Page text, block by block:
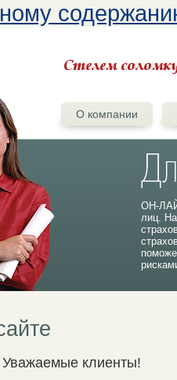
О компании
ОН-
лиц.
Уважаемые клиенты!